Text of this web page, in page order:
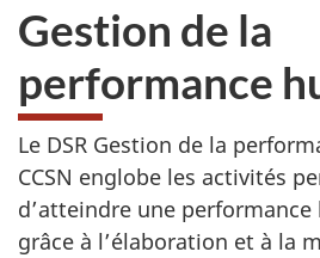
Gestion de la
performance
Le DSR Gestion de la
CCSN englobe les activités
d’atteindre une
grâce à l’élaboration et à la